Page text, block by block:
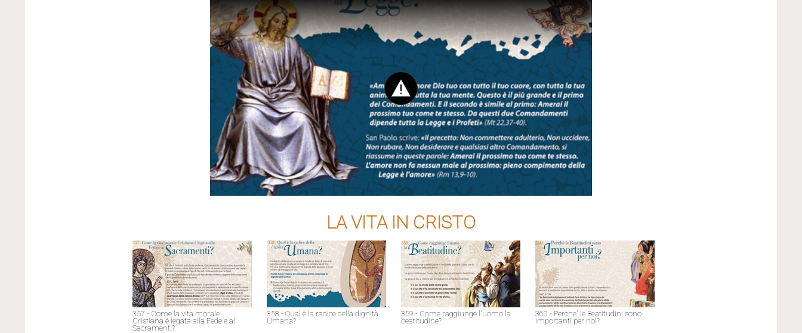
LA VITA IN CRISTO
357 - Come la vita morale
Cristiana è legata alla Fede e ai
Sacramenti?
358 - Qual è la radice della dignità
Umana?
359 - Come raggiunge l'uomo la
beatitudine?
360 - Perche' le Beatitudini sono
importanti per noi?